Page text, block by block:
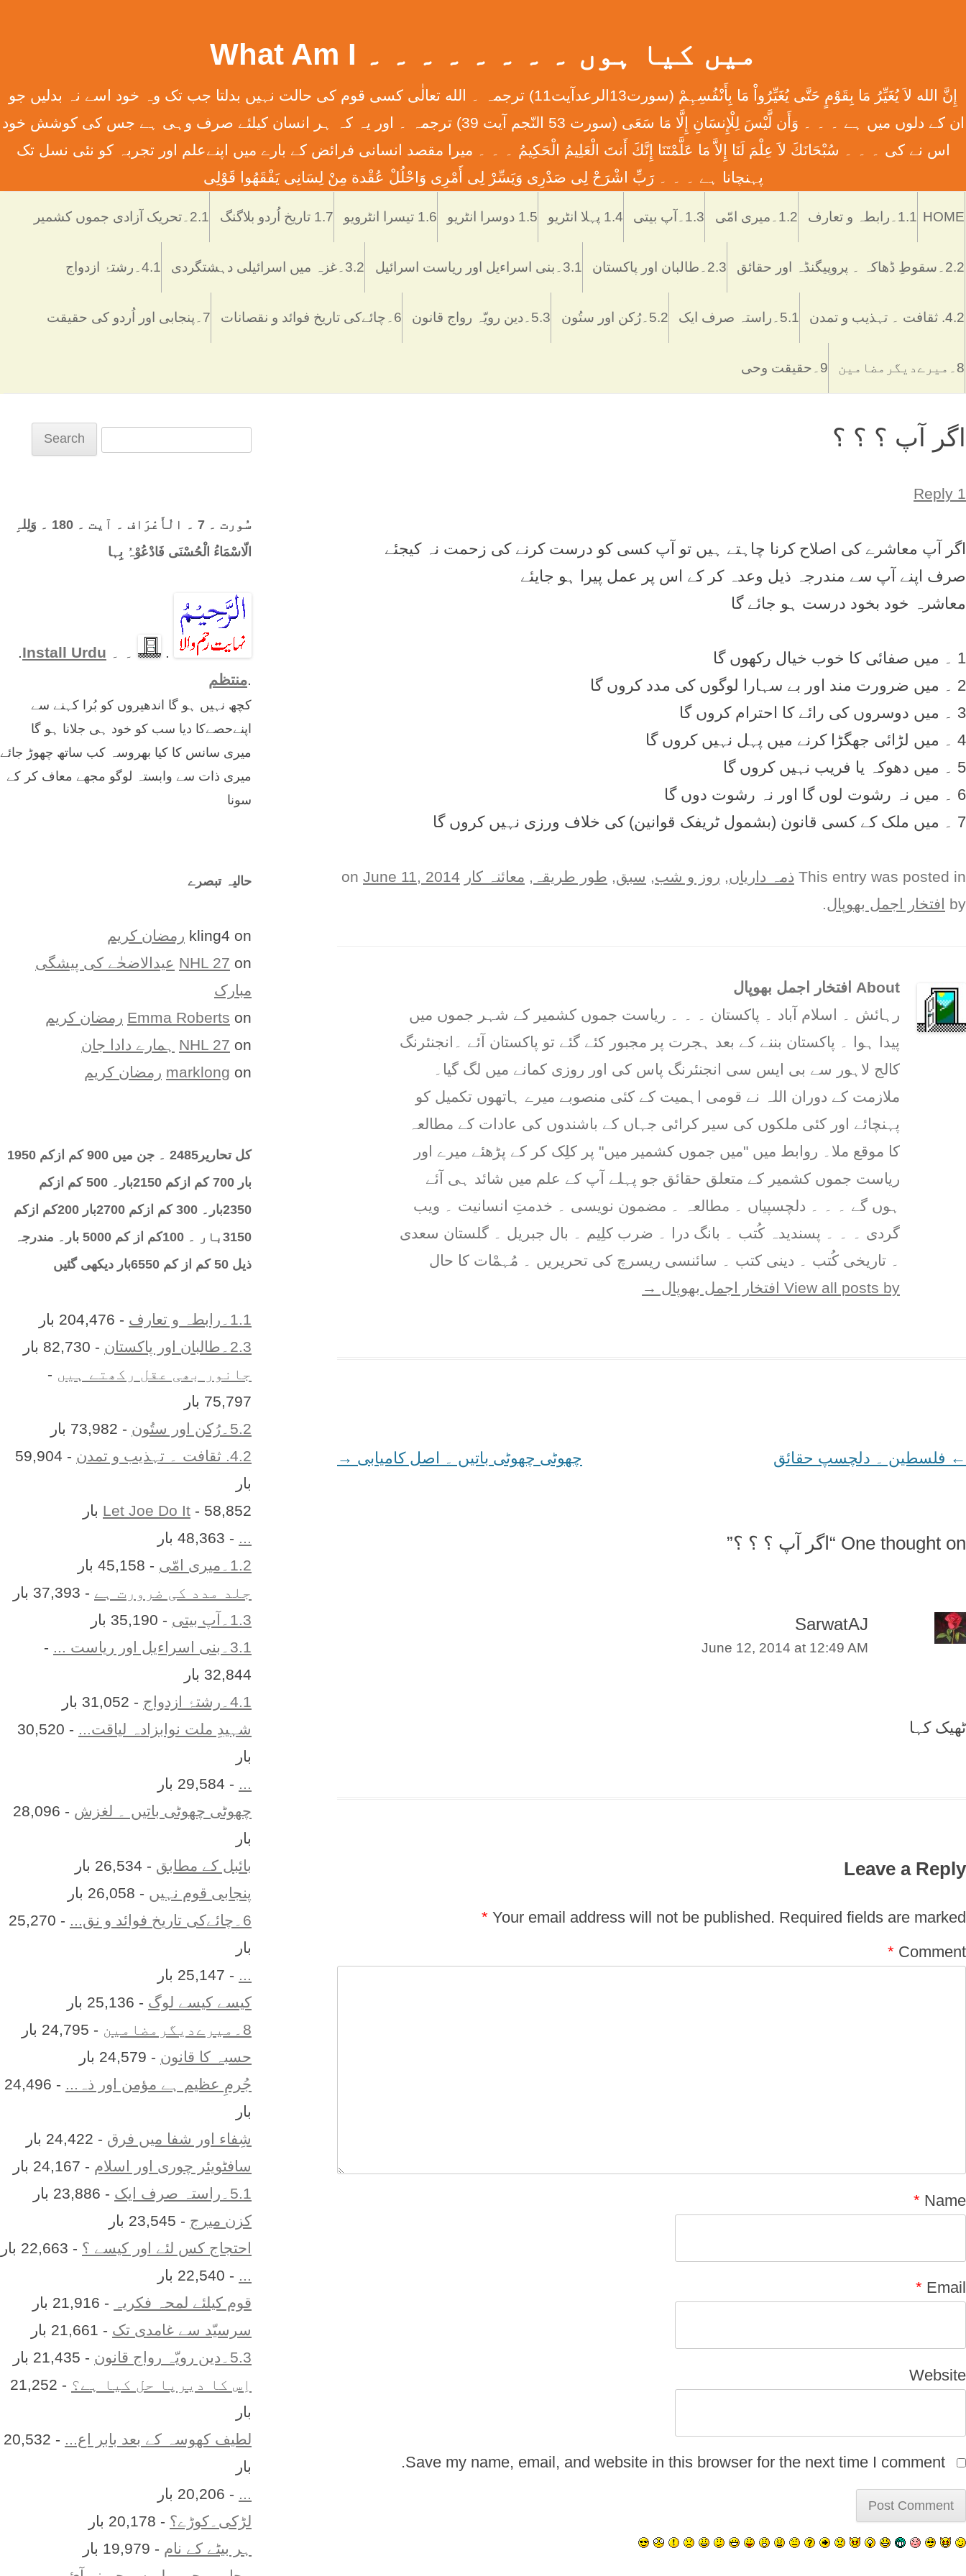
میں کیا ہوں ۔ ۔ ۔ ۔ ۔ ۔ ۔ ۔ What Am I
إِنَّ الله لاَ يُغَيِّرُ مَا بِقَوْمٍ حَتَّی يُغَيِّرُواْ مَا بِأَنْفُسِہِمْ (سورت13الرعدآیت11) ترجمہ ۔ الله تعالٰی کسی قوم کی حالت نہیں بدلتا جب تک وہ خود اسے نہ بدلیں جو
ان کے دلوں میں ہے ۔ ۔ ۔ وَأَن لَّيْسَ لِلْإِنسَانِ إِلَّا مَا سَعَی (سورت 53 النّجم آیت 39) ترجمہ ۔ اور یہ کہ ہر انسان کیلئے صرف وہی ہے جس کی کوشش خود
اس نے کی ۔ ۔ ۔ سُبْحَانَكَ لاَ عِلْمَ لَنَا إِلاَّ مَا عَلَّمْتَنَا إِنَّكَ أَنتَ الْعَلِيمُ الْحَكِيمُ ۔ ۔ ۔ ميرا مقصد انسانی فرائض کے بارے میں اپنےعلم اور تجربہ کو نئی نسل تک
پہنچانا ہے ۔ ۔ ۔ رَبِّ اشْرَحْ لِی صَدْرِی وَيَسِّرْ لِی أَمْرِی وَاحْلُلْ عُقْدة مِنْ لِسَانِی يَفْقَھُوا قَوْلِی
to
content
HOME 1.1۔رابطہ و تعارف 1.2۔میری امّی 1.3۔آپ بیتی 1.4 پہلا انٹریو 1.5 دوسرا انٹریو 1.6 تیسرا انٹرویو 1.7 تاریخ اُردو بلاگنگ 2.1۔تحریک آزادی جموں کشمیر
2.2۔سقوطِ ڈھاکہ ۔ پروپیگنڈہ اور حقائق 2.3۔طالبان اور پاکستان 3.1۔بنی اسراءیل اور ریاست اسرائیل 3.2۔غزہ ميں اسرائيلی دہشتگردی 4.1۔رشتۂ ازدواج
4.2. ثقافت ۔ تہذیب و تمدن 5.1۔راستہ صرف ایک 5.2۔رُکن اور ستُون 5.3۔دین رویّہ رواج قانون 6۔چائےکی تاریخ فوائد و نقصانات 7۔پنجابی اور اُردو کی حقیقت
8۔میرےدیگرمضامین 9۔حقیقت وحی
اگر آپ ؟ ؟ ؟
1 Reply
اگر آپ معاشرے کی اصلاح کرنا چاہتے ہیں تو آپ کسی کو درست کرنے کی زحمت نہ کیجئے
صرف اپنے آپ سے مندرجہ ذیل وعدہ کر کے اس پر عمل پیرا ہو جایئے
معاشرہ خود بخود درست ہو جائے گا
1 ۔ میں صفائی کا خوب خیال رکھوں گا
2 ۔ میں ضرورت مند اور بے سہارا لوگوں کی مدد کروں گا
3 ۔ میں دوسروں کی رائے کا احترام کروں گا
4 ۔ میں لڑائی جھگڑا کرنے میں پہل نہیں کروں گا
5 ۔ میں دھوکہ یا فریب نہیں کروں گا
6 ۔ میں نہ رشوت لوں گا اور نہ رشوت دوں گا
7 ۔ میں ملک کے کسی قانون (بشمول ٹریفک قوانین) کی خلاف ورزی نہیں کروں گا
This entry was posted in ذمہ دارياں, روز و شب, سبق, طور طريقہ , معائنہ کار June 11, 2014
by
افتخار اجمل بھوپال.
About افتخار اجمل بھوپال
رہائش ۔ اسلام آباد ۔ پاکستان ۔ ۔ ۔ ریاست جموں کشمیر کے شہر جموں میں
پیدا ہوا ۔ پاکستان بننے کے بعد ہجرت پر مجبور کئے گئے تو پاکستان آئے ۔انجنئرنگ
کالج لاہور سے بی ایس سی انجنئرنگ پاس کی اور روزی کمانے میں لگ گیا۔
ملازمت کے دوران اللہ نے قومی اہمیت کے کئی منصوبے میرے ہاتھوں تکمیل کو
پہنچائے اور کئی ملکوں کی سیر کرائی جہاں کے باشندوں کی عادات کے مطالعہ
کا موقع ملا۔ روابط میں "میں جموں کشمیر میں" پر کلِک کر کے پڑھئے میرے اور
ریاست جموں کشمیر کے متعلق حقائق جو پہلے آپ کے علم میں شائد ہی آئے
ہوں گے ۔ ۔ ۔ دلچسپیاں ۔ مطالعہ ۔ مضمون نویسی ۔ خدمتِ انسانیت ۔ ویب
گردی ۔ ۔ ۔ پسندیدہ کُتب ۔ بانگ درا ۔ ضرب کلِیم ۔ بال جبریل ۔ گلستان سعدی
۔ تاریخی کُتب ۔ دینی کتب ۔ سائنسی ریسرچ کی تحریریں ۔ مُہمْات کا حال
View all posts by افتخار اجمل بھوپال
→
Post
← فلسطین ۔ دلچسپ حقائق چھوٹی چھوٹی باتیں ۔ اصل کامیابی →
One thought on “ اگر آپ ؟ ؟ ؟”
SarwatAJ
June 12, 2014 at 12:49 AM
ٹھیک کہا
Leave a Reply
Your email address will not be published. Required fields are marked
*
Comment
*
Name
*
Email
*
Website
Save my name, email, and website in this browser for the next time I comment.
سُورت ۔ 7 ۔ الْأَعْرَاف ۔ آیت ۔ 180 ۔ وَلِلہِ
الّاسْمَاءُ الْحُسْنَی فَادْعُوْہُ بِہا
. ۔ ۔ Install Urdu
.
.منتظم
کچھ نہیں ہو گا اندھیروں کو بُرا کہنے سے
اپنےحصےکا دیا سب کو خود ہی جلانا ہو گا
میری سانس کا کیا بھروسہ کب ساتھ چھوڑ جائے
میری ذات سے وابستہ لوگو مجھے معاف کر کے
سونا
حالیہ تبصرے
kling4 on
رمضان کریم
NHL 27 on
عیدالاضحٰے کی پیشگی
مبارک
Emma Roberts on
رمضان کریم
NHL 27 on
ہمارے دادا جان
marklong on رمضان کریم
کل تحارير2485 ۔ جن میں 900 کم ازکم 1950
بار 700 کم ازکم 2150بار۔ 500 کم ازکم
2350بار۔ 300 کم ازکم 2700بار 200کم ازکم
3150بار ۔ 100کم از کم 5000 بار۔ مندرجہ
ذیل 50 کم از کم 6550بار دیکھی گئیں
1.1۔رابطہ و تعارف
- 204,476 بار
2.3۔طالبان اور پاکستان
- 82,730 بار
جانور بھی عقل رکھتے ہیں
-
75,797 بار
5.2۔رُکن اور ستُون
- 73,982 بار
4.2. ثقافت ۔ تہذیب و تمدن
- 59,904
بار
Let Joe Do It - 58,852 بار
- 48,363 بار
1.2۔میری امّی
- 45,158 بار
جلد مدد کی ضرورت ہے - 37,393 بار
1.3۔آپ بیتی
- 35,190 بار
3.1۔بنی اسراءیل اور ریاست ...
-
32,844 بار
4.1۔رشتۂ ازدواج
- 31,052 بار
شہیدِ ملت نوابزادہ لیاقت...
- 30,520
بار
- 29,584 بار
چھوٹی چھوٹی باتیں ۔ لغزش
- 28,096
بار
بائبل کے مطابق - 26,534 بار
پنجابی قوم نہیں - 26,058 بار
6۔چائےکی تاریخ فوائد و نق...
- 25,270
بار
- 25,147 بار
کیسے کیسے لوگ - 25,136 بار
8۔میرےدیگرمضامین
- 24,795 بار
حسبہ کا قانون - 24,579 بار
جُرمِ عظیم ہے مؤمن اور ذہ...
- 24,496
بار
شِفاء اور شفا میں فرق - 24,422 بار
سافٹویئر چوری اور اسلام - 24,167 بار
5.1۔راستہ صرف ایک
- 23,886 بار
کزن ميرج - 23,545 بار
احتجاج کس لئے اور کیسے ؟ - 22,663 بار
- 22,540 بار
قوم کیلئے لمحہ فکریہ
- 21,916 بار
سرسیّد سے غامدی تک - 21,661 بار
5.3۔دین رویّہ رواج قانون
- 21,435 بار
اِس کا ديرپا حل کيا ہے؟
- 21,252
بار
لطیف کھوسہ کے بعد بابر اع...
- 20,532
بار
- 20,206 بار
لڑکی۔کوڑے؟ - 20,178 بار
ہر بيٹے کے نام - 19,979 بار